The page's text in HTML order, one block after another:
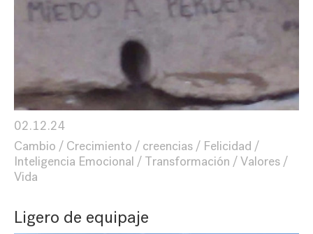
02.12.24
Cambio
Crecimiento creencias
Felicidad
Inteligencia Emocional
Transformación
Valores
Vida
Ligero de equipaje